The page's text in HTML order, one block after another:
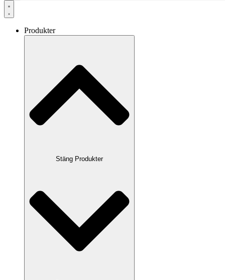
Produkter
Stäng Produkter